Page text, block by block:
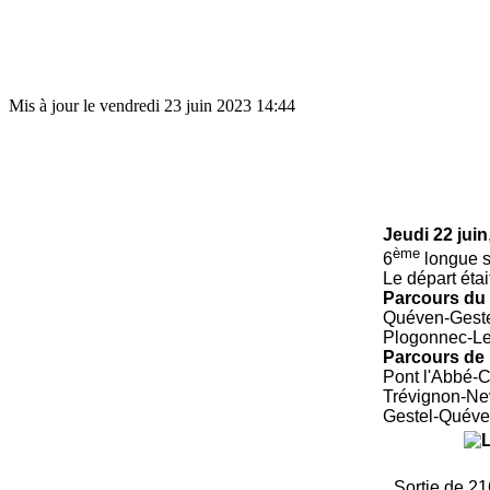
Mis à jour le vendredi 23 juin 2023 14:44
Jeudi 22 juin
6ème longue
Le départ
Parcours du
Quéven-
Plogonnec-
Parcours
Pont l'Abbé-
Trévignon-
Gestel-